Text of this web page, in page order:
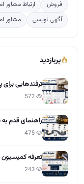
فروش
ارتباط مشاور
آگهی نویسی
مشاور
پربازدید
ترفندهایی
راهنمای قدم
تعرفه کمیسیون